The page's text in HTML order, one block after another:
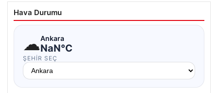
Hava Durumu
☁Ankara
NaN°C
ŞEHIR SEÇ